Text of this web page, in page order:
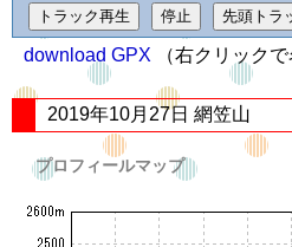
download GPX （右クリック
2019年10月27日 網笠山
プロフィールマップ